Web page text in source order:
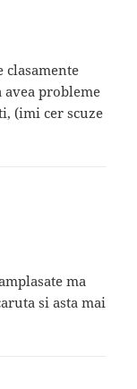
clasamente
probleme
(imi cer scuze
ma
si asta mai